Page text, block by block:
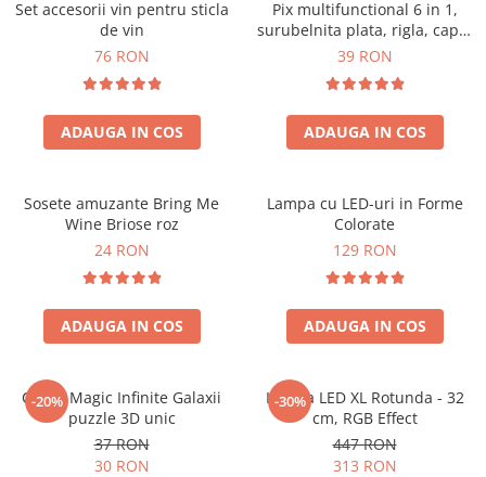
Set accesorii vin pentru sticla
de vin
76 RON
ADAUGA IN COS
Pix multifunctional 6 in 1,
surubelnita plata, rigla, capat
touchscreen, nivela cu bula
39 RON
ADAUGA IN COS
Sosete amuzante Bring Me
Wine Briose roz
24 RON
ADAUGA IN COS
Lampa cu LED-uri in Forme
Colorate
129 RON
ADAUGA IN COS
-20%
Cubul Magic Infinite Galaxii
puzzle 3D unic
37 RON
30 RON
-30%
Lampa LED XL Rotunda - 32
cm, RGB Effect
447 RON
313 RON